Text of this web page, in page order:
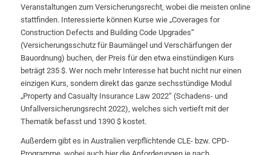
Veranstaltungen zum Versicherungsrecht, wobei die meisten online
stattfinden. Interessierte können Kurse wie „Coverages for
Construction Defects and Building Code Upgrades“
(Versicherungsschutz für Baumängel und Verschärfungen der
Bauordnung) buchen, der Preis für den etwa einstündigen Kurs
beträgt 235 $. Wer noch mehr Interesse hat bucht nicht nur einen
einzigen Kurs, sondern direkt das ganze sechsstündige Modul
„Property and Casualty Insurance Law 2022“ (Schadens- und
Unfallversicherungsrecht 2022), welches sich vertieft mit der
Thematik befasst und 1390 $ kostet.
Außerdem gibt es in Australien verpflichtende CLE- bzw. CPD-